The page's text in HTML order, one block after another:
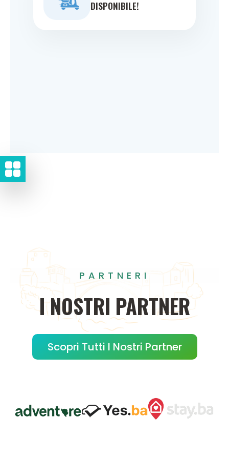
DISPONIBILE!
PARTNERI
INOSTRI PARTNER
Scopri Tutti I Nostri Partner